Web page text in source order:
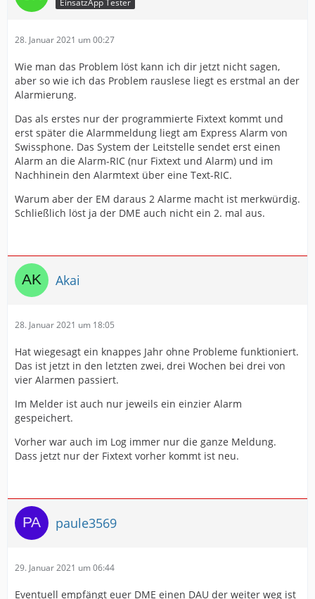
28. Januar 2021 um 00:27
Wie man das Problem löst kann ich dir jetzt nicht sagen,
aber so wie ich das Problem rauslese liegt es erstmal an der
Alarmierung.
Das als erstes nur der programmierte Fixtext kommt und
erst später die Alarmmeldung liegt am Express Alarm von
Swissphone. Das System der Leitstelle sendet erst einen
Alarm an die Alarm-RIC (nur Fixtext und Alarm) und im
Nachhinein den Alarmtext über eine Text-RIC.
Warum aber der EM daraus 2 Alarme macht ist merkwürdig.
Schließlich löst ja der DME auch nicht ein 2. mal aus.
Akai
28. Januar 2021 um 18:05
Hat wiegesagt ein knappes Jahr ohne Probleme funktioniert.
Das ist jetzt in den letzten zwei, drei Wochen bei drei von
vier Alarmen passiert.
Im Melder ist auch nur jeweils ein einzier Alarm
gespeichert.
Vorher war auch im Log immer nur die ganze Meldung.
Dass jetzt nur der Fixtext vorher kommt ist neu.
paule3569
29. Januar 2021 um 06:44
Eventuell empfängt euer DME einen DAU der weiter weg ist